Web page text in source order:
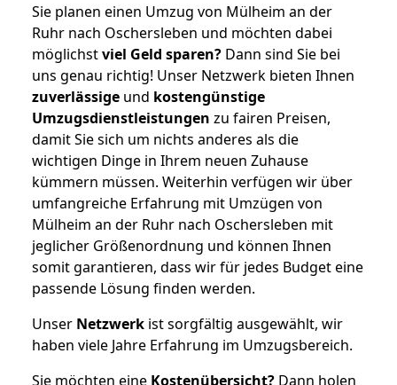
Sie planen einen Umzug von Mülheim an der
Ruhr nach Oschersleben und möchten dabei
möglichstviel Geld sparen? Dann sind Sie bei
uns genau richtig! Unser Netzwerk bieten Ihnen
zuverlässige und kostengünstige
Umzugsdienstleistungen zu fairen Preisen,
damit Sie sich um nichts anderes als die
wichtigen Dinge in Ihrem neuen Zuhause
kümmern müssen. Weiterhin verfügen wir über
umfangreiche Erfahrung mit Umzügen von
Mülheim an der Ruhr nach Oschersleben mit
jeglicher Größenordnung und können Ihnen
somit garantieren, dass wir für jedes Budget eine
passende Lösung finden werden.
Unser Netzwerk ist sorgfältig ausgewählt, wir
haben viele Jahre Erfahrung im Umzugsbereich.
Sie möchten eine Kostenübersicht? Dann holen